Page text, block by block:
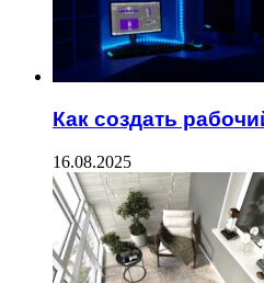
Как создать
16.08.2025